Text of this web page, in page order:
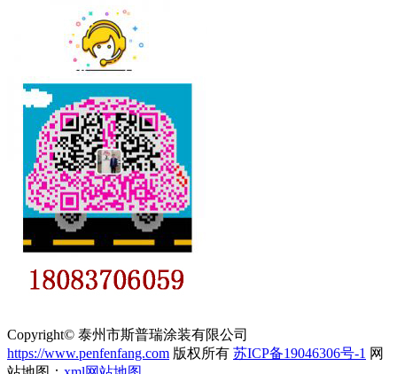
Copyright© 泰州市斯普瑞涂装有限公司
https://www.penfenfang.com 版权所有 苏ICP备19046306号-1 网